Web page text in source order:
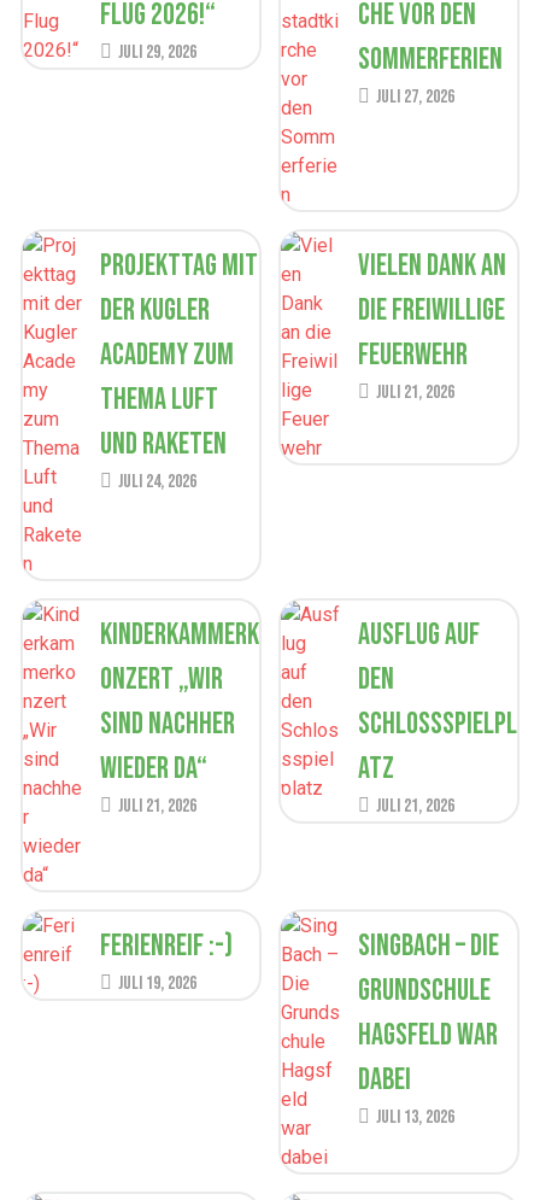
Flug 2026!“
Juli 29, 2026
che vor den
Sommerferien
Juli 27, 2026
Projekttag mit
der Kugler
Academy zum
Thema Luft
und Raketen
Juli 24, 2026
Vielen Dank an
die Freiwillige
Feuerwehr
Juli 21, 2026
Kinderkammerk
onzert „Wir
sind nachher
wieder da“
Juli 21, 2026
Ausflug auf
den
Schlossspielpl
atz
Juli 21, 2026
Ferienreif :-)
Juli 19, 2026
SingBach – Die
Grundschule
Hagsfeld war
dabei
Juli 13, 2026